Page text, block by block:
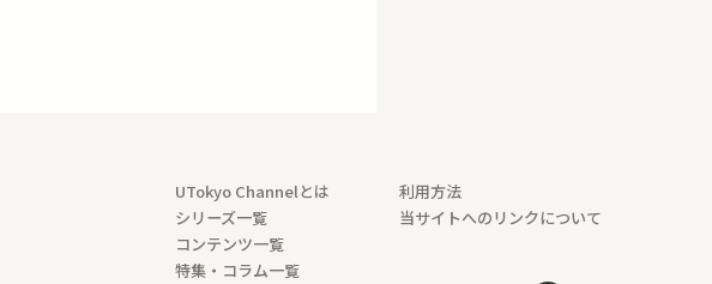
UTokyo Channelとは
シリーズ一覧
コンテンツ一覧
特集・コラム一覧
利用方法
当サイトへのリンクについて